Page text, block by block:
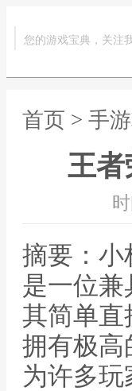
您的游戏宝典，关注
首页 > 手
王者
摘要：小
是一位
其简单直
拥有极高
为许多